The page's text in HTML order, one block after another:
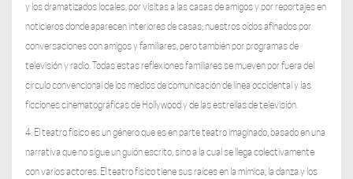
y los dramatizados locales, por visitas a las casas de amigos y por reportajes en
noticieros donde aparecen interiores de casas; nuestros oídos afinados por
conversaciones con amigos y familiares, pero también por programas de
televisión y radio. Todas estas reflexiones familiares se mueven por fuera del
círculo convencional de los medios de comunicación de línea occidental y las
ficciones cinematográficas de Hollywood y de las estrellas de televisión.
4. El teatro físico es un género que es en parte teatro imaginado, basado en una
narrativa que no sigue un guión escrito, sino a la cual se llega colectivamente
con varios actores. El teatro físico tiene sus raíces en la mímica, la danza y los